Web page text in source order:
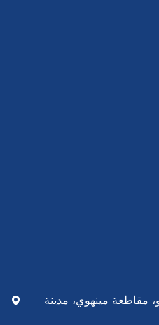
مقاطعة مينهوي، مدينة